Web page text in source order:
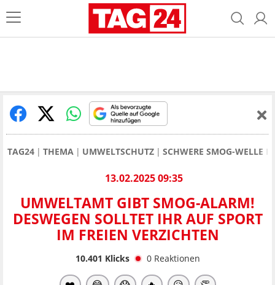
TAG24 THEMA UMWELTSCHUTZ SCHWERE SMOG-WELLE
13.02.2025 09:35
UMWELTAMT GIBT SMOG-ALARM!
DESWEGEN SOLLTET IHR AUF SPORT
IM FREIEN VERZICHTEN
10.401 Klicks 0 Reaktionen